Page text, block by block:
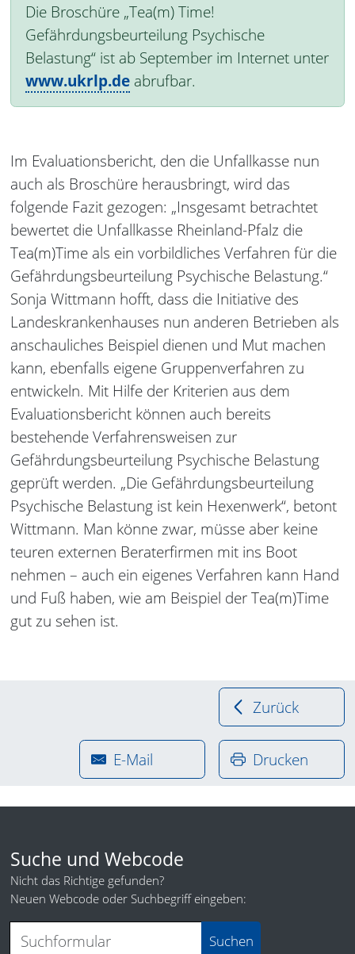
Die Broschüre „Tea(m) Time!
Gefährdungsbeurteilung Psychische
Belastung“ ist ab September im Internet unter
www.ukrlp.deabrufbar.
Im Evaluationsbericht, den die Unfallkasse nun
auch als Broschüre herausbringt, wird das
folgende Fazit gezogen: „Insgesamt betrachtet
bewertet die Unfallkasse Rheinland-Pfalz die
Tea(m)Time als ein vorbildliches Verfahren für die
Gefährdungsbeurteilung Psychische Belastung.“
Sonja Wittmann hofft, dass die Initiative des
Landeskrankenhauses nun anderen Betrieben als
anschauliches Beispiel dienen und Mut machen
kann, ebenfalls eigene Gruppenverfahren zu
entwickeln. Mit Hilfe der Kriterien aus dem
Evaluationsbericht können auch bereits
bestehende Verfahrensweisen zur
Gefährdungsbeurteilung Psychische Belastung
geprüft werden. „Die Gefährdungsbeurteilung
Psychische Belastung ist kein Hexenwerk“, betont
Wittmann. Man könne zwar, müsse aber keine
teuren externen Beraterfirmen mit ins Boot
nehmen – auch ein eigenes Verfahren kann Hand
und Fuß haben, wie am Beispiel der Tea(m)Time
gut zu sehen ist.
Zurück
E-Mail Drucken
Suche und Webcode
Nicht das Richtige gefunden?
Neuen Webcode oder Suchbegriff eingeben: